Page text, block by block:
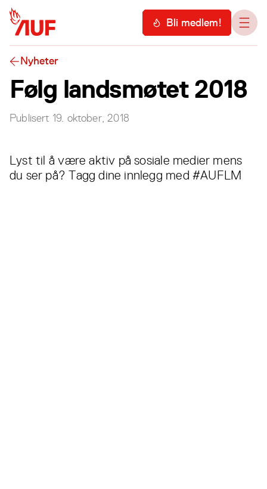
Hopp til hovedinnhold MenyBli medlem!
Nyheter
Følg landsmøtet 2018
Publisert 19. oktober, 2018
Lyst til å være aktiv på sosiale medier mens
du ser på? Tagg dine innlegg med #AUFLM